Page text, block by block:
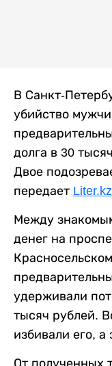
В Санкт-
убийство
долга в 30
Двое
передает Liter.kz
Между
денег на
удерживали
тысяч рублей.
избивали его, а